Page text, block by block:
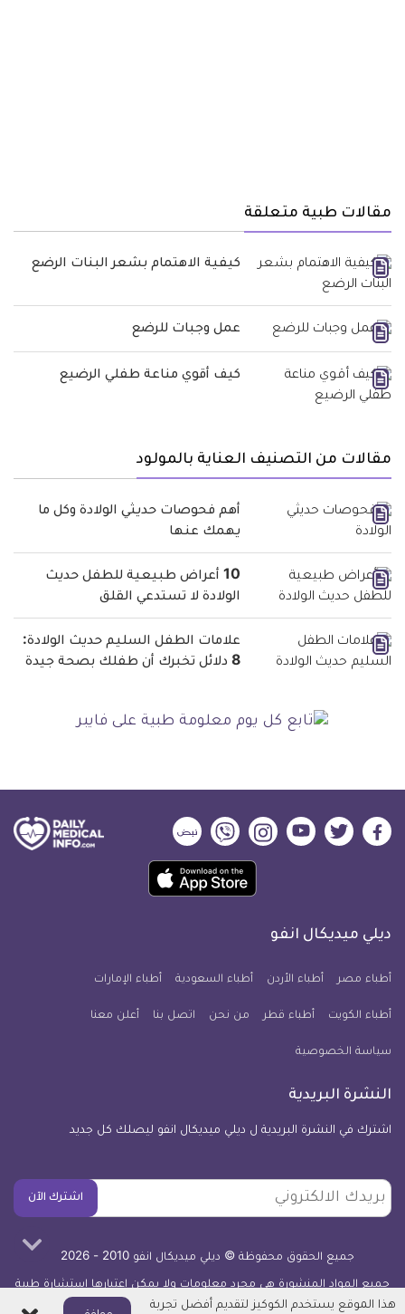
مقالات طبية متعلقة
كيفية الاهتمام بشعر البنات الرضع
عمل وجبات للرضع
كيف أقوي مناعة طفلي الرضيع
مقالات من التصنيف العناية بالمولود
أهم فحوصات حديثي الولادة وكل ما
يهمك عنها
10 أعراض طبيعية للطفل حديث
الولادة لا تستدعي القلق
علامات الطفل السليم حديث الولادة:
8 دلائل تخبرك أن طفلك بصحة جيدة
ديلي
فيسبوك
ديلي
تويتر
ديلي
ميديكال
يوتيوب
ديلي
ميديكال
انفو
ديلي
ميديكال
انفو
ديلي
ميديكال
انفو
حمل
تطبيق
معلومة
للآيفون
ديلي ميديكال انفو
أطباء مصر أطباء الأردن أطباء السعودية أطباء الإمارات
أطباء الكويت أطباء قطر من نحن اتصل بنا أعلن معنا
سياسة الخصوصية
النشرة البريدية
اشترك في النشرة البريدية ل ديلي ميديكال انفو ليصلك كل جديد
بريدك
الالكتروني
اشترك الآن
جميع الحقوق محفوظة © ديلي ميديكال انفو 2010 - 2026
جميع المواد المنشورة هي مجرد معلومات ولا يمكن اعتبارها استشارة طبية
أو توصية علاجية - اعرف المزيد
هذا الموقع يستخدم الكوكيز لتقديم أفضل تجربة اغلاق